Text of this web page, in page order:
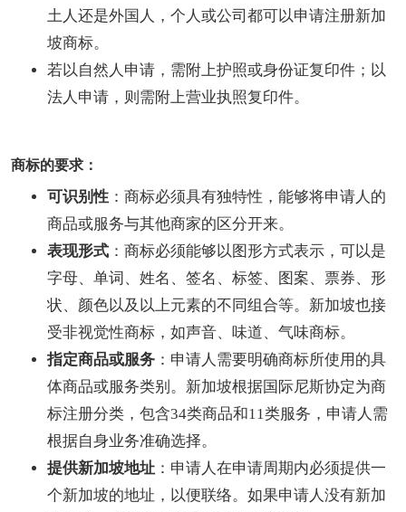
土人还是外国人，个人或公司都可以申请注册新加
坡商标。
若以自然人申请，需附上护照或身份证复印件；以
法人申请，则需附上营业执照复印件。
商标的要求：
可识别性 ：商标必须具有独特性，能够将申请人的
商品或服务与其他商家的区分开来。
表现形式 ：商标必须能够以图形方式表示，可以是
字母、单词、姓名、签名、标签、图案、票券、形
状、颜色以及以上元素的不同组合等。新加坡也接
受非视觉性商标，如声音、味道、气味商标。
指定商品或服务 ：申请人需要明确商标所使用的具
体商品或服务类别。新加坡根据国际尼斯协定为商
标注册分类，包含34类商品和11类服务，申请人需
根据自身业务准确选择。
提供新加坡地址 ：申请人在申请周期内必须提供一
个新加坡的地址，以便联络。如果申请人没有新加